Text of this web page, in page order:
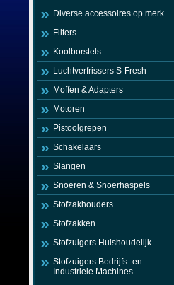
Diverse accessoires op merk
Filters
Koolborstels
Luchtverfrissers S-Fresh
Moffen & Adapters
Motoren
Pistoolgrepen
Schakelaars
Slangen
Snoeren & Snoerhaspels
Stofzakhouders
Stofzakken
Stofzuigers Huishoudelijk
Stofzuigers Bedrijfs- en
Industriele Machines